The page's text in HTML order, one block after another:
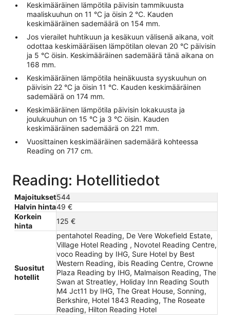
Keskimääräinen lämpötila päivisin tammikuusta
maaliskuuhun on 11 °C ja öisin 2 °C. Kauden
keskimääräinen sademäärä on 154 mm.
Jos vierailet huhtikuun ja kesäkuun välisenä aikana, voit
odottaa keskimääräisen lämpötilan olevan 20 °C päivisin
ja 5 °C öisin. Keskimääräinen sademäärä tänä aikana on
168 mm.
Keskimääräinen lämpötila heinäkuusta syyskuuhun on
päivisin 22 °C ja öisin 11 °C. Kauden keskimääräinen
sademäärä on 174 mm.
Keskimääräinen lämpötila päivisin lokakuusta ja
joulukuuhun on 15 °C ja 3 °C öisin. Kauden
keskimääräinen sademäärä on 221 mm.
Vuosittainen keskimääräinen sademäärä kohteessa
Reading on 717 cm.
Reading: Hotellitiedot
Majoitukset544
Halvin hinta49 €
Korkein
hinta
125 €
Suositut
hotellit
pentahotel Reading, De Vere Wokefield Estate,
Village Hotel Reading , Novotel Reading Centre,
voco Reading by IHG, Sure Hotel by Best
Western Reading, ibis Reading Centre, Crowne
Plaza Reading by IHG, Malmaison Reading, The
Swan at Streatley, Holiday Inn Reading South
M4 Jct11 by IHG, The Great House, Sonning,
Berkshire, Hotel 1843 Reading, The Roseate
Reading, Hilton Reading Hotel